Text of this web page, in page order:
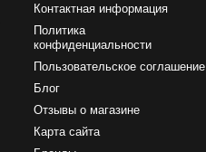
Контактная информация
Политика
конфиденциальности
Пользовательское соглашение
Блог
Отзывы о магазине
Карта сайта